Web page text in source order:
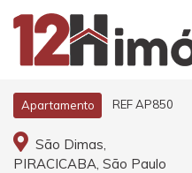
Apartamento REF AP850
São Dimas,
PIRACICABA, São Paulo